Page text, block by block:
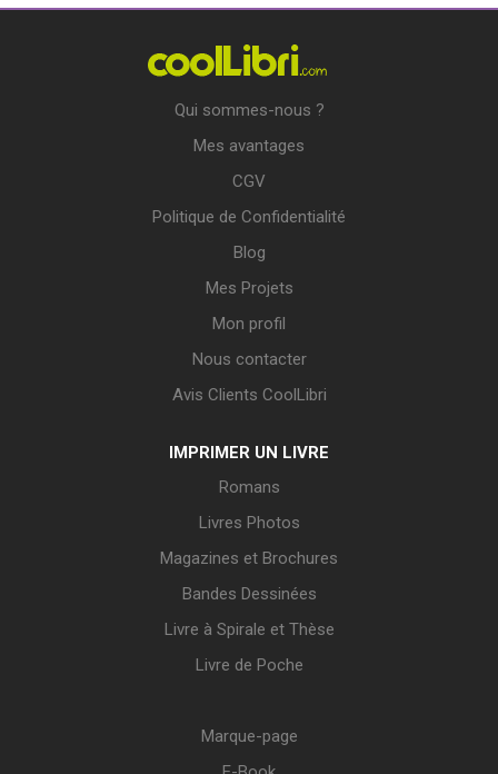
Qui sommes-nous ?
Mes avantages
CGV
Politique de Confidentialité
Blog
Mes Projets
Mon profil
Nous contacter
Avis Clients CoolLibri
IMPRIMER UN LIVRE
Romans
Livres Photos
Magazines et Brochures
Bandes Dessinées
Livre à Spirale et Thèse
Livre de Poche
Marque-page